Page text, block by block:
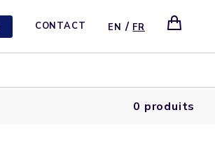
CONTACT EN / FR
0 produits